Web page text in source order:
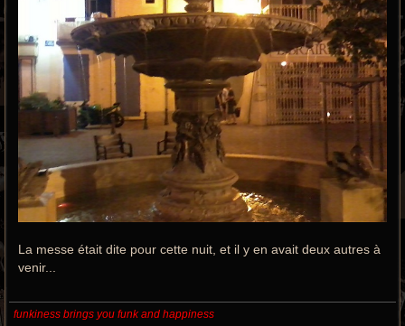
La messe était dite pour cette nuit, et il y en avait deux autres à
venir...
funkiness brings you funk and happiness